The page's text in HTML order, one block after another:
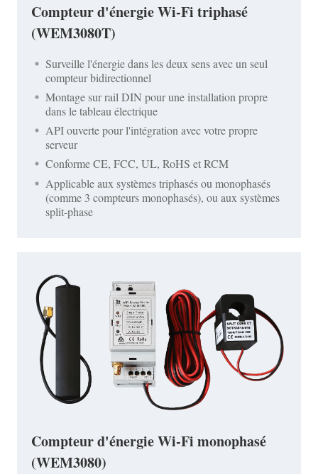
Compteur d'énergie Wi-Fi triphasé
(WEM3080T)
Surveille l'énergie dans les deux sens avec un seul
compteur bidirectionnel
Montage sur rail DIN pour une installation propre
dans le tableau électrique
API ouverte pour l'intégration avec votre propre
serveur
Conforme CE, FCC, UL, RoHS et RCM
Applicable aux systèmes triphasés ou monophasés
(comme 3 compteurs monophasés), ou aux systèmes
split-phase
Compteur d'énergie Wi-Fi monophasé
(WEM3080)